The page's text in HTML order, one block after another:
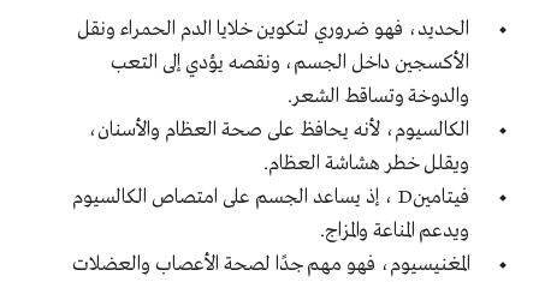
الحديد، فهو ضروري لتكوين خلايا الدم الحمراء ونقل
الأكسجين داخل الجسم، ونقصه يؤدي إلى التعب
والدوخة وتساقط الشعر.
الكالسيوم، لأنه يحافظ على صحة العظام والأسنان،
ويقلل خطر هشاشة العظام.
فيتامينD ، إذ يساعد الجسم على امتصاص الكالسيوم
ويدعم المناعة والمزاج.
المغنيسيوم، فهو مهم جدًا لصحة الأعصاب والعضلات